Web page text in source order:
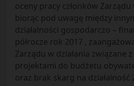
oceny pracy członków Zarządu
biorąc pod uwagę między
działalności gospodarczo –
półrocze rok 2017 ,
Zarządu w działania związane
projektami do budżetu
oraz brak skarg na działalność